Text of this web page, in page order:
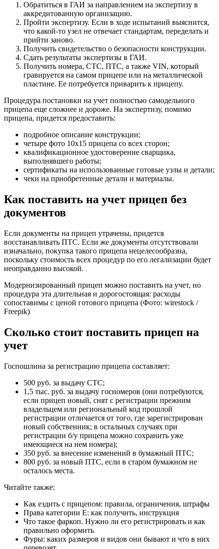
Обратиться в ГАИ за направлением на экспертизу в
аккредитованную организацию.
Пройти экспертизу. Если в ходе испытаний выяснится,
что какой-то узел не отвечает стандартам, переделать и
прийти заново.
Получить свидетельство о безопасности конструкции.
Сдать результаты экспертизы в ГАИ.
Получить номера, СТС, ПТС, а также VIN, который
гравируется на самом прицепе или на металлической
пластине. Ее потребуется приварить к прицепу.
Процедура постановки на учет полностью самодельного
прицепа еще сложнее и дороже. На экспертизу, помимо
прицепа, придется предоставить:
подробное описание конструкции;
четыре фото 10х15 прицепа со всех сторон;
квалификационное удостоверение сварщика,
выполнявшего работы;
сертификаты на использованные готовые узлы и детали;
чеки на приобретенные детали и материалы.
Как поставить на учет прицеп без
документов
Если документы на прицеп утрачены, придется
восстанавливать ПТС. Если же документы отсутствовали
изначально, покупка такого прицепа нецелесообразна,
поскольку стоимость всех процедур по его легализации будет
неоправданно высокой.
Модернизированный прицеп можно поставить на учет, но
процедура эта длительная и дорогостоящая: расходы
сопоставимы с ценой готового прицепа (Фото: wirestock /
Freepik)
Сколько стоит поставить прицеп на
учет
Госпошлина за регистрацию прицепа составляет:
500 руб. за выдачу СТС;
1,5 тыс. руб. за выдачу госномеров (они потребуются,
если прицеп новый, снят с регистрации прежним
владельцем или региональный код прошлой
регистрации отличается от того, где зарегистрирован
новый собственник; в остальных случаях при
регистрации б/у прицепа можно сохранить уже
имеющиеся на нем номера);
350 руб. за внесение изменений в бумажный ПТС;
800 руб. за новый ПТС, если в старом бумажном не
осталось места.
Читайте также:
Как ездить с прицепом: правила, ограничения, штрафы
Права категории Е: как получить, инструкция
Что такое фаркоп. Нужно ли его регистрировать и как
правильно оформить
Фуры: каких размеров и видов они бывают и что в них